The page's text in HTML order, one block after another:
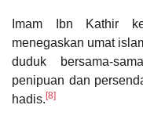
Imam Ibn Kathir
menegaskan umat
duduk bersama-
penipuan dan
hadis. [8]